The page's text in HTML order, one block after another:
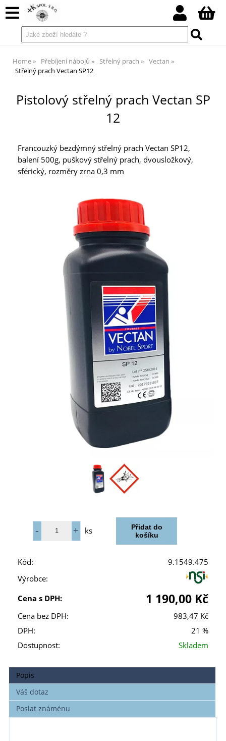
Home Přebíjení nábojů Střelný prach
Vectan
Střelný prach Vectan SP12
Pistolový střelný prach Vectan SP
12
Francouzký bezdýmný střelný prach Vectan SP12,
balení 500g, puškový střelný prach, dvousložkový,
sférický, rozměry zrna 0,3 mm
ks
Kód:
9.1549.475
Výrobce:
Cena s DPH:
1 190,00 Kč
Cena bez DPH:
983,47 Kč
DPH:
21 %
Dostupnost:
Skladem
Popis
Váš dotaz
Poslat známénu